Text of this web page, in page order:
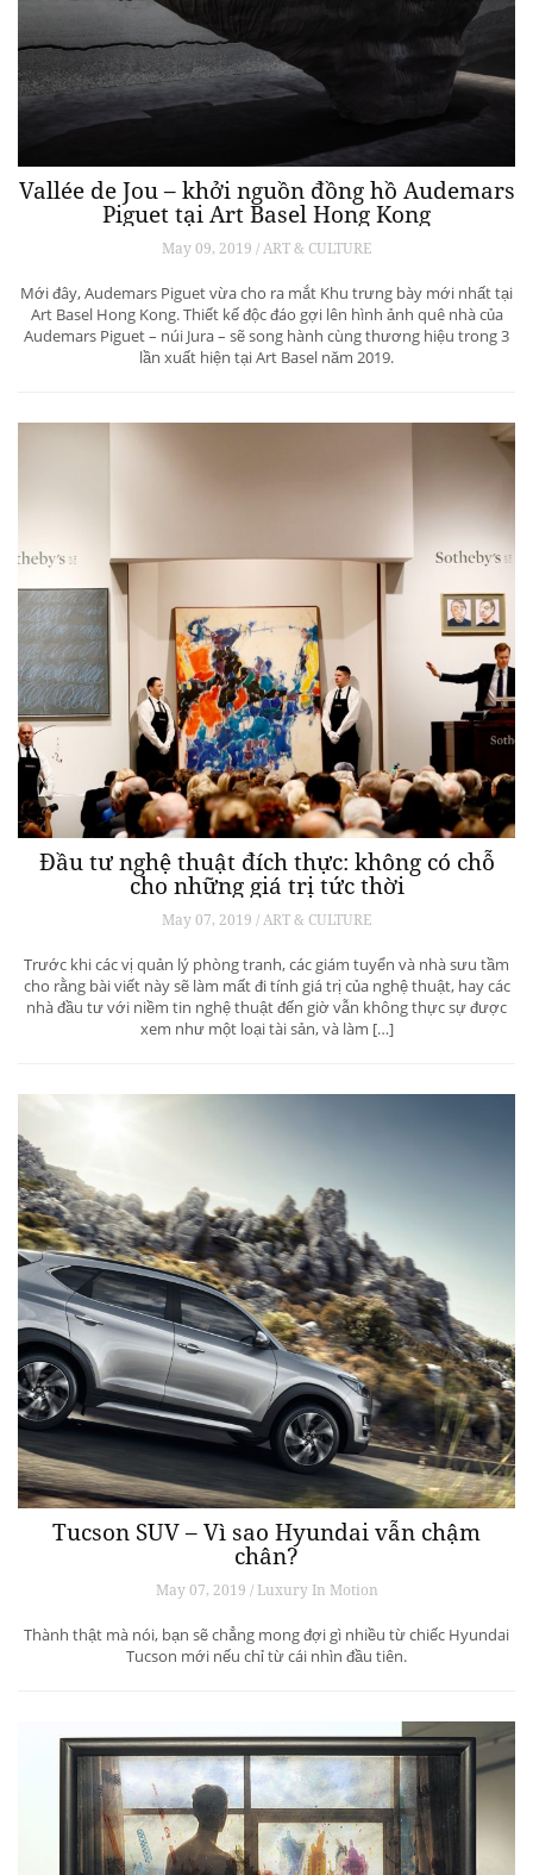
Vallée de Jou – khởi nguồn đồng hồ Audemars
Piguet tại Art Basel Hong Kong
May 09, 2019 / ART & CULTURE
Mới đây, Audemars Piguet vừa cho ra mắt Khu trưng bày mới nhất tại
Art Basel Hong Kong. Thiết kế độc đáo gợi lên hình ảnh quê nhà của
Audemars Piguet – núi Jura – sẽ song hành cùng thương hiệu trong 3
lần xuất hiện tại Art Basel năm 2019.
Đầu tư nghệ thuật đích thực: không có chỗ
cho những giá trị tức thời
May 07, 2019 / ART & CULTURE
Trước khi các vị quản lý phòng tranh, các giám tuyển và nhà sưu tầm
cho rằng bài viết này sẽ làm mất đi tính giá trị của nghệ thuật, hay các
nhà đầu tư với niềm tin nghệ thuật đến giờ vẫn không thực sự được
xem như một loại tài sản, và làm […]
Tucson SUV – Vì sao Hyundai vẫn chậm
chân?
May 07, 2019 / Luxury In Motion
Thành thật mà nói, bạn sẽ chẳng mong đợi gì nhiều từ chiếc Hyundai
Tucson mới nếu chỉ từ cái nhìn đầu tiên.